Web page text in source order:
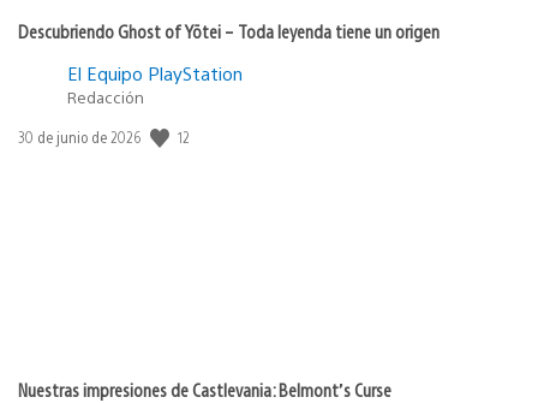
Descubriendo Ghost of Yōtei – Toda leyenda tiene un origen
El Equipo PlayStation
Redacción
Fecha
30 de junio de 2026 12
Nuestras impresiones de Castlevania: Belmont’s Curse